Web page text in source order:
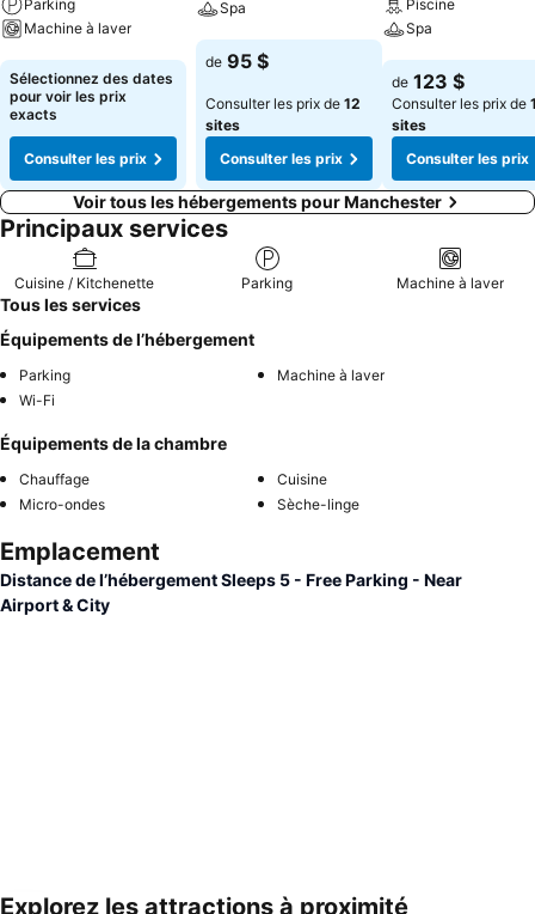
Parking
Machine à laver
Consulter les prix
Sélectionnez des dates
pour voir les prix
exacts
Consulter les prix
Spa
Consulter les prix
de 95 $
Consulter les prix de 12
sites
Consulter les prix
Piscine
Spa
Consulter les
de 123 $
Consulter les prix de
sites
Consulter les prix
Voir tous les hébergements pour Manchester
Principaux services
Cuisine / Kitchenette Parking Machine à laver
Tous les services
Équipements de l’hébergement
Parking
Machine à laver
Wi-Fi
Équipements de la chambre
Chauffage
Cuisine
Micro-ondes
Sèche-linge
Emplacement
Distance de l’hébergement Sleeps 5 - Free Parking - Near
Airport & City
Explorez les attractions à proximité